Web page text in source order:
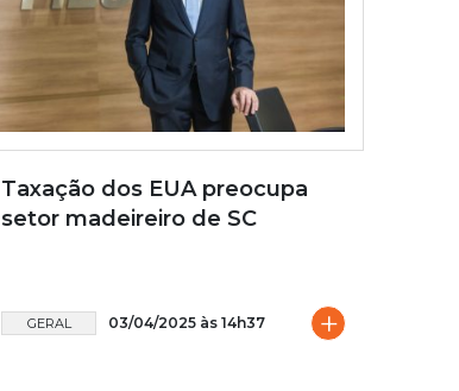
Taxação dos EUA preocupa
setor madeireiro de SC
GERAL 03/04/2025 às 14h37 +